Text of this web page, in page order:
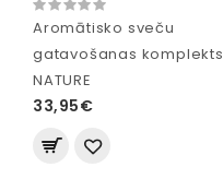
Aromātisko sveču
gatavošanas komplekts
NATURE
33,95€